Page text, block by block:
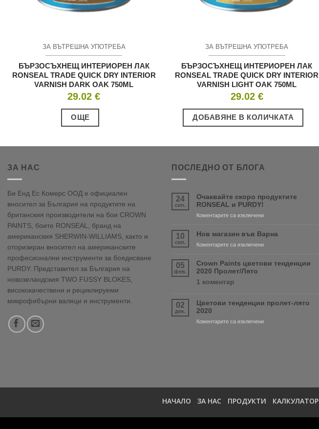
ЗА ВЪТРЕШНА УПОТРЕБА
БЪРЗОСЪХНЕЩ ИНТЕРИОРЕН ЛАК
RONSEAL TRADE QUICK DRY INTERIOR
VARNISH DARK OAK 750ML
29.02€
ОЩЕ
ЗА ВЪТРЕШНА УПОТРЕБА
БЪРЗОСЪХНЕЩ ИНТЕРИОРЕН ЛАК
RONSEAL TRADE QUICK DRY INTERIOR
VARNISH LIGHT OAK 750ML
29.02 €
ДОБАВЯНЕ В КОЛИЧКАТА
ЗА НАС
Би Енд Ес Комерс ООД е официален
вносител за България на продуктите на
британския производители на бои CROWN
PAINTS, боите RONSEAL, бранд на
американския SHERWIN-WILLIAMS, както и
оторизиран вносител на американските
професионални инструменти за боядисване
PURDY. Представител за България на
новозеландския TWO FUSSY BLOKES,
висококачествени и рециклируеми
микрофибърни валяци и инструменти.
ПОСЛЕДНО ОТ БЛОГА
24
сеп.
Очаквайте скоро продуктите
RONSEAL и PURDY!
Коментарите са изключениза
RONSEAL
PURDY!
10
сеп.
Нов магазин във Варна
Коментарите са изключениза
05
фев.
Crown Paints цветови тенденции
2020 Пролет/Лято
1 коментар
цветови
2020
02
дек.
Цветови тенденции пролет-лято
2020
Коментарите са изключениза
НАЧАЛО ЗА НАС ПРОДУКТИ КАЛКУЛАТОР